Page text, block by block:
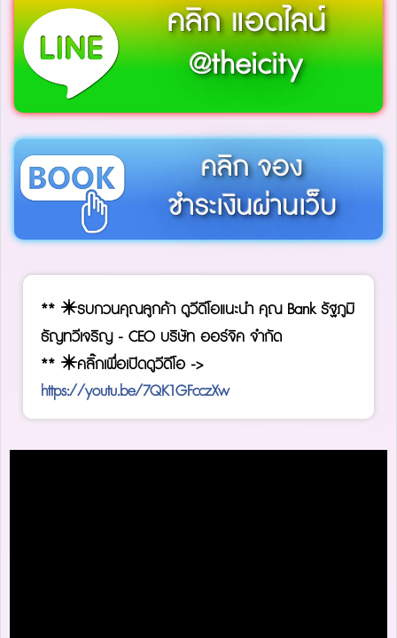
คลิก แอดไลน์
@theicity
คลิก จอง
ชำระเงินผ่านเว็บ
** ✴️รบกวนคุณลูกค้า ดูวีดีโอแนะนำ คุณ Bank รัฐภูมิ
ธัญทวีเจริญ - CEO บริษัท ออร์จิค จำกัด
** ✴️คลิ๊กเพื่อเปิดดูวีดีโอ ->
https://youtu.be/7QK1GFcczXw